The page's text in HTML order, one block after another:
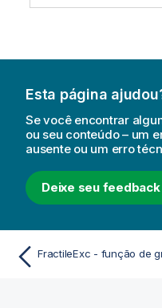
Esta página
Se você encontrar
ou seu conteúdo – um
ausente ou um erro
Deixe seu feedback